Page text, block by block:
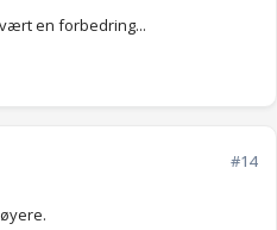
en forbedring...
#14